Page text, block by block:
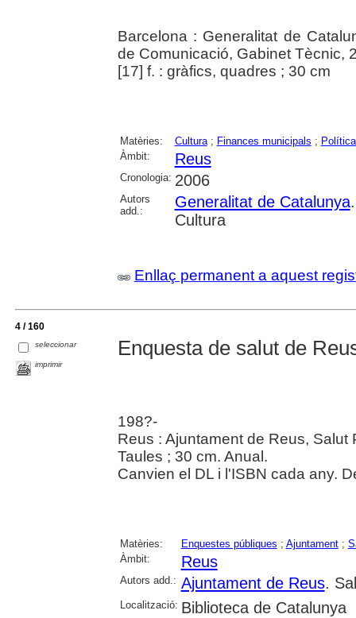
Barcelona : Generalitat de
de Comunicació, Gabinet Tècnic,
[17] f. : gràfics, quadres ; 30 cm
Matèries: Cultura; Finances municipals ;
Àmbit:
Reus
Cronologia: 2006
Autors
add.:
Generalitat de Catalunya
Cultura
Enllaç permanent a aquest
4 / 160
seleccionar
imprimir
Enquesta de salut de
198?-
Reus : Ajuntament de Reus, Salut
Taules ; 30 cm. Anual.
Canvien el DL i l'ISBN cada any.
Matèries: Enquestes públiques ; Ajuntament;
Àmbit:
Reus
Autors add.: Ajuntament de Reus.
Localització: Biblioteca de Catalunya